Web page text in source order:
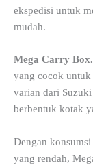
ekspedisi untuk
mudah.
Mega Carry Box.
yang cocok untuk
varian dari
berbentuk kotak
Dengan
yang rendah,